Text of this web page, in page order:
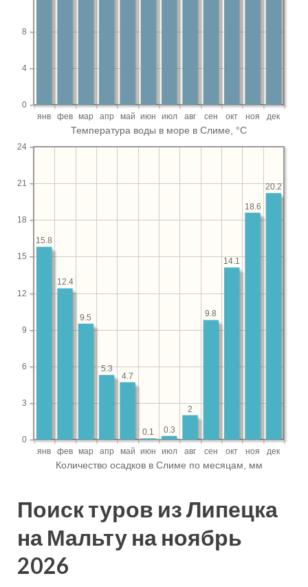
Поиск туров из Липецка
на Мальту на ноябрь
2026